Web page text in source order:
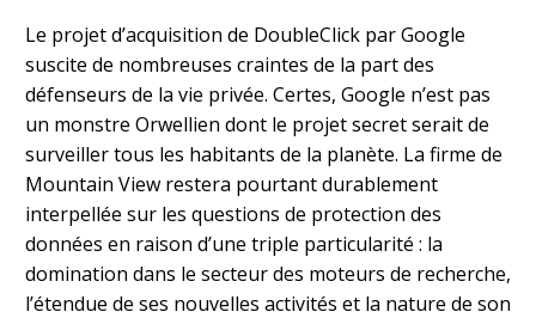
Le projet d’acquisition de DoubleClick par Google
suscite de nombreuses craintes de la part des
défenseurs de la vie privée. Certes, Google n’est pas
un monstre Orwellien dont le projet secret serait de
surveiller tous les habitants de la planète. La firme de
Mountain View restera pourtant durablement
interpellée sur les questions de protection des
données en raison d’une triple particularité : la
domination dans le secteur des moteurs de recherche,
l’étendue de ses nouvelles activités et la nature de son